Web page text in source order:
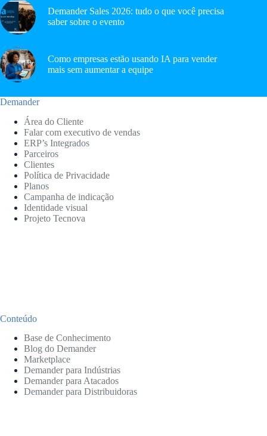
Demander Sales 2026: tudo o que você precisa
saber sobre o evento
Como empresas estão usando IA para vender
mais sem aumentar a equipe
Demander
Área do Cliente
Falar com executivo de vendas
ERP’s Integrados
Parceiros
Clientes
Política de Privacidade
Planos
Campanha de indicação
Identidade visual
Projeto Tecnova
Conteúdo
Base de Conhecimento
Blog do Demander
Marketplace
Demander para Indústrias
Demander para Atacados
Demander para Distribuidoras